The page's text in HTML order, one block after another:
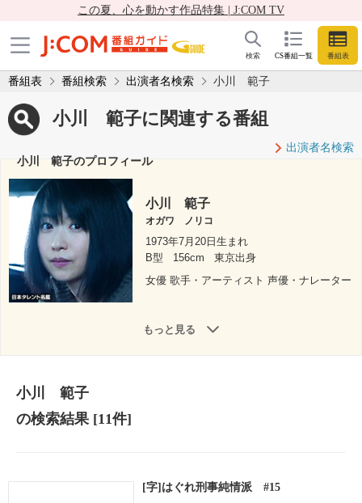
この夏、心を動かす作品特集 | J:COM TV
CS番組一覧 番組表
検索
番組表 番組検索 出演者名検索 小川 範子
小川 範子に関連する番組
出演者名検索
小川 範子のプロフィール
小川 範子
オガワ ノリコ
1973年7月20日生まれ
B型
156cm
東京出身
女優 歌手・アーティスト 声優・ナレーター
もっと見る
小川 範子
の検索結果[11件]
[字]はぐれ刑事純情派 #15